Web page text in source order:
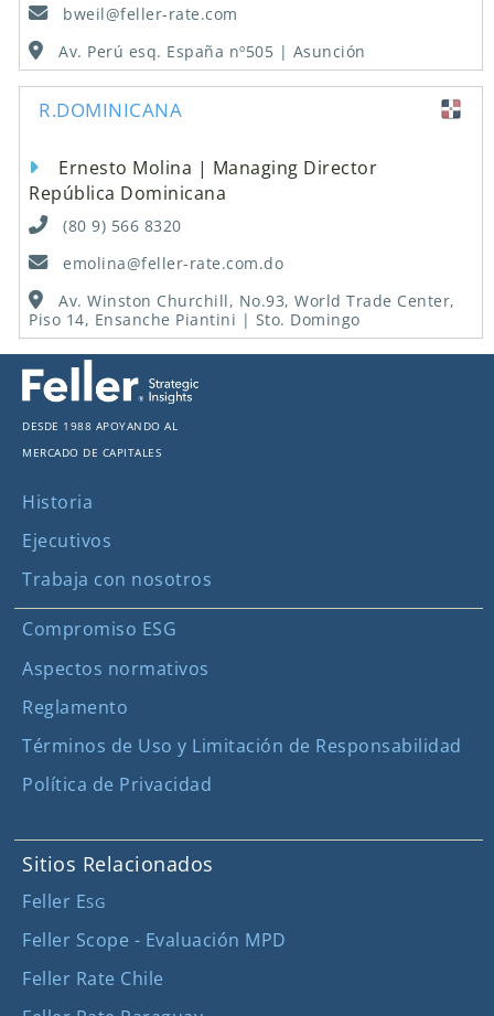
bweil@feller-rate.com
Av. Perú esq. España nº505 | Asunción
R.DOMINICANA
Ernesto Molina | Managing Director
República Dominicana
(80 9) 566 8320
emolina@feller-rate.com.do
Av. Winston Churchill, No.93, World Trade Center,
Piso 14, Ensanche Piantini | Sto. Domingo
Desde 1988 apoyando al
mercado de capitales
Historia
Ejecutivos
Trabaja con nosotros
Compromiso ESG
Aspectos normativos
Reglamento
Términos de Uso y Limitación de Responsabilidad
Política de Privacidad
Sitios Relacionados
Feller ESG
Feller Scope - Evaluación MPD
Feller Rate Chile